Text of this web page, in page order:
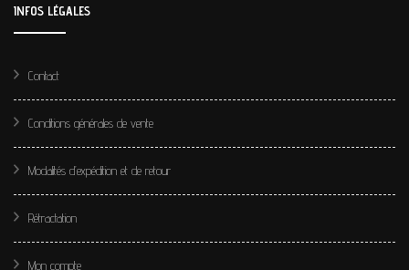
INFOS LÉGALES
Contact
Conditions générales de vente
Modalités d’expédition et de retour
Rétractation
Mon compte